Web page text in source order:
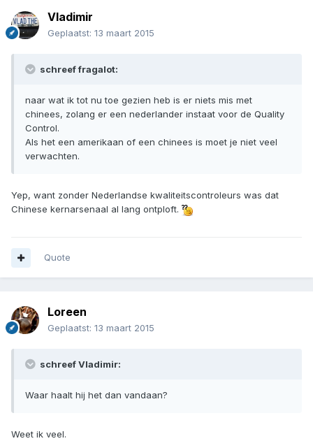
Vladimir
Geplaatst: 13 maart 2015
schreef fragalot:
naar wat ik tot nu toe gezien heb is er niets mis met
chinees, zolang er een nederlander instaat voor de Quality
Control.
Als het een amerikaan of een chinees is moet je niet veel
verwachten.
Yep, want zonder Nederlandse kwaliteitscontroleurs was dat
Chinese kernarsenaal al lang ontploft.
Quote
Loreen
Geplaatst: 13 maart 2015
schreef Vladimir:
Waar haalt hij het dan vandaan?
Weet ik veel.